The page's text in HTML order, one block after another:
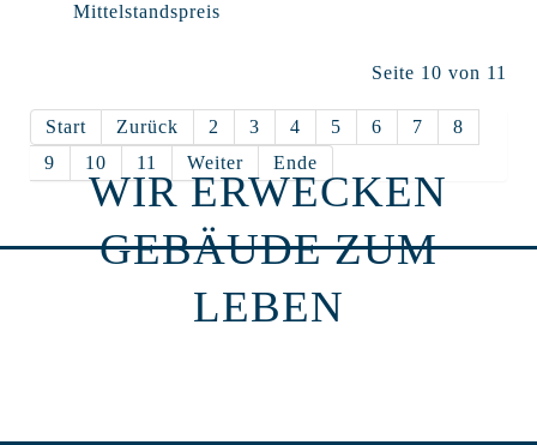
Mittelstandspreis
Seite 10 von 11
Start Zurück 2 3 4 5 6 7
8
9
10 11 Weiter Ende
WIR ERWECKEN
GEBÄUDE ZUM
LEBEN